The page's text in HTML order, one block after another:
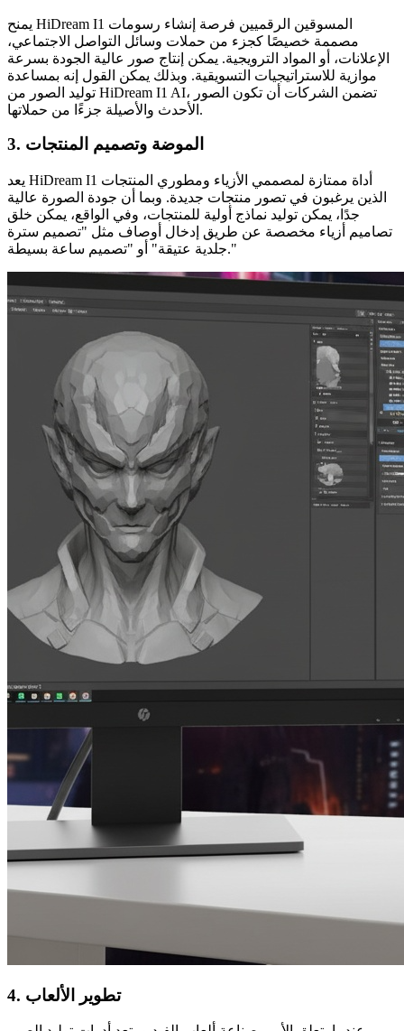
يمنح HiDream I1 المسوقين الرقميين فرصة إنشاء رسومات
مصممة خصيصًا كجزء من حملات وسائل التواصل الاجتماعي،
الإعلانات، أو المواد الترويجية. يمكن إنتاج صور عالية الجودة بسرعة
موازية للاستراتيجيات التسويقية. وبذلك يمكن القول إنه بمساعدة
توليد الصور من HiDream I1 AI، تضمن الشركات أن تكون الصور
الأحدث والأصيلة جزءًا من حملاتها.
3. الموضة وتصميم المنتجات
يعد HiDream I1 أداة ممتازة لمصممي الأزياء ومطوري المنتجات
الذين يرغبون في تصور منتجات جديدة. وبما أن جودة الصورة عالية
جدًا، يمكن توليد نماذج أولية للمنتجات، وفي الواقع، يمكن خلق
تصاميم أزياء مخصصة عن طريق إدخال أوصاف مثل "تصميم سترة
جلدية عتيقة" أو "تصميم ساعة بسيطة."
4. تطوير الألعاب